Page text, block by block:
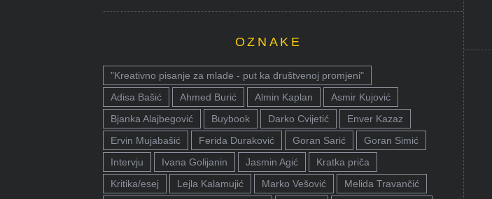
OZNAKE
"Kreativno pisanje za mlade - put ka društvenoj promjeni"
Adisa Bašić
Ahmed Burić Almin Kaplan
Asmir Kujović
Bjanka Alajbegović
Buybook Darko Cvijetić
Enver Kazaz
Ervin Mujabašić
Ferida Duraković Goran Sarić
Goran Simić
Intervju
Ivana Golijanin Jasmin Agić
Kratka priča
Kritika/esej
Lejla Kalamujić Marko Vešović
Melida Travančić